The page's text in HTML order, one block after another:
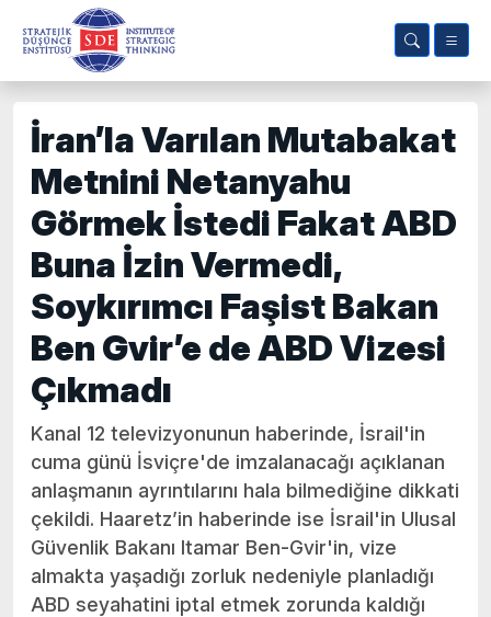
İran’la Varılan Mutabakat
Metnini Netanyahu
Görmek İstedi Fakat ABD
Buna İzin Vermedi,
Soykırımcı Faşist Bakan
Ben Gvir’e de ABD Vizesi
Çıkmadı
Kanal 12 televizyonunun haberinde, İsrail'in
cuma günü İsviçre'de imzalanacağı açıklanan
anlaşmanın ayrıntılarını hala bilmediğine dikkati
çekildi. Haaretz’in haberinde ise İsrail'in Ulusal
Güvenlik Bakanı Itamar Ben-Gvir'in, vize
almakta yaşadığı zorluk nedeniyle planladığı
ABD seyahatini iptal etmek zorunda kaldığı